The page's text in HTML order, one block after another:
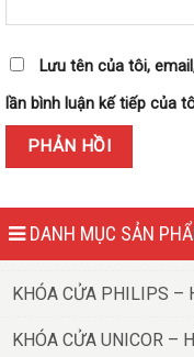
DANH MỤC SẢN
KHÓA CỬA PHILIPS –
KHÓA CỬA UNICOR –
Lưu tên của tôi,
lần bình luận kế tiếp của